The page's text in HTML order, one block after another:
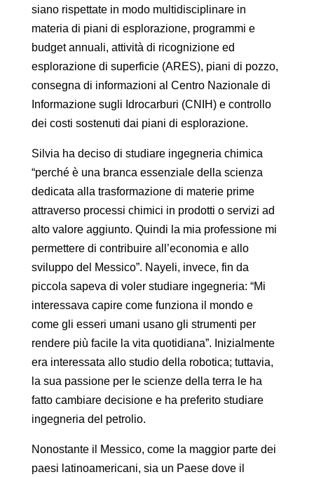
siano rispettate in modo multidisciplinare in
materia di piani di esplorazione, programmi e
budget annuali, attività di ricognizione ed
esplorazione di superficie (ARES), piani di pozzo,
consegna di informazioni al Centro Nazionale di
Informazione sugli Idrocarburi (CNIH) e controllo
dei costi sostenuti dai piani di esplorazione.
Silvia ha deciso di studiare ingegneria chimica
“perché è una branca essenziale della scienza
dedicata alla trasformazione di materie prime
attraverso processi chimici in prodotti o servizi ad
alto valore aggiunto. Quindi la mia professione mi
permettere di contribuire all’economia e allo
sviluppo del Messico”. Nayeli, invece, fin da
piccola sapeva di voler studiare ingegneria: “Mi
interessava capire come funziona il mondo e
come gli esseri umani usano gli strumenti per
rendere più facile la vita quotidiana”. Inizialmente
era interessata allo studio della robotica; tuttavia,
la sua passione per le scienze della terra le ha
fatto cambiare decisione e ha preferito studiare
ingegneria del petrolio.
Nonostante il Messico, come la maggior parte dei
paesi latinoamericani, sia un Paese dove il